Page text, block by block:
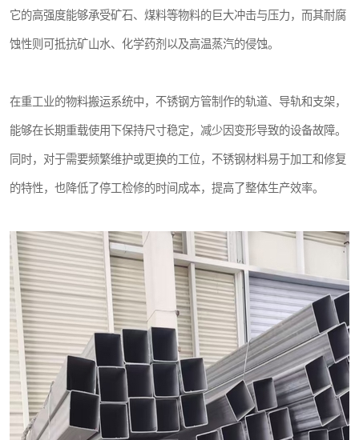
它的高强度能够承受矿石、煤料等物料的巨大冲击与压力，而其耐腐
蚀性则可抵抗矿山水、化学药剂以及高温蒸汽的侵蚀。
在重工业的物料搬运系统中，不锈钢方管制作的轨道、导轨和支架，
能够在长期重载使用下保持尺寸稳定，减少因变形导致的设备故障。
同时，对于需要频繁维护或更换的工位，不锈钢材料易于加工和修复
的特性，也降低了停工检修的时间成本，提高了整体生产效率。